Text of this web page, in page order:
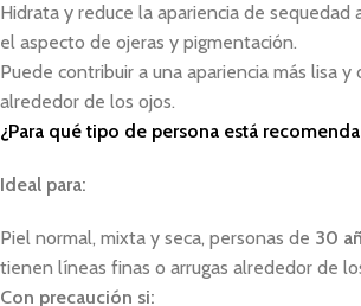
Hidrata y reduce la apariencia de sequedad
el aspecto de ojeras y pigmentación.
Puede contribuir a una apariencia más lisa y
alrededor de los ojos.
¿Para qué tipo de persona está
Ideal para:
Piel normal, mixta y seca, personas de 30
tienen líneas finas o arrugas alrededor de
Con precaución si: